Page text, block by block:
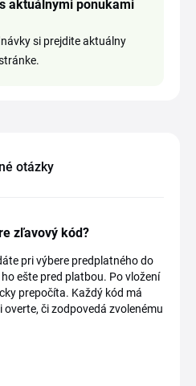
aktuálnymi ponukami
si prejdite aktuálny
otázky
zľavový kód?
pri výbere predplatného do
ešte pred platbou. Po vložení
prepočíta. Každý kód má
či zodpovedá zvolenému